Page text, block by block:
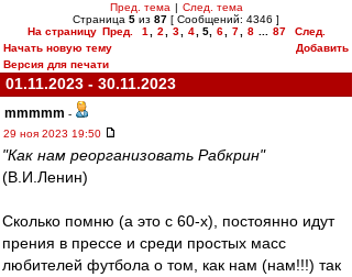
Пред. тема | След. тема
Страница 5 из 87 [ Сообщений: 4346 ]
На страницу Пред. 1 2 3 4 5, 6 7 8 87
След.
Начать новую тему
Добавить
Версия для печати
01.11.2023 - 30.11.2023
mmmmm -
29 ноя 2023 19:50
"Как нам реорганизовать Рабкрин"
(В.И.Ленин)
Сколько помню (а это с 60-х), постоянно идут
прения в прессе и среди простых масс
любителей футбола о том, как нам (нам!!!) так